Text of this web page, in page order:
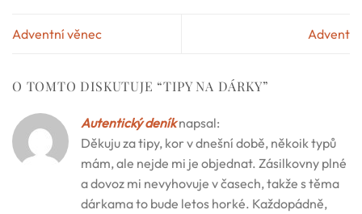
Adventní věnec Advent
O TOMTO DISKUTUJE “TIPY NA DÁRKY”
Autentický deník napsal:
Děkuju za tipy, kor v dnešní době, někoik typů
mám, ale nejde mi je objednat. Zásilkovny plné
a dovoz mi nevyhovuje v časech, takže s těma
dárkama to bude letos horké. Každopádně,